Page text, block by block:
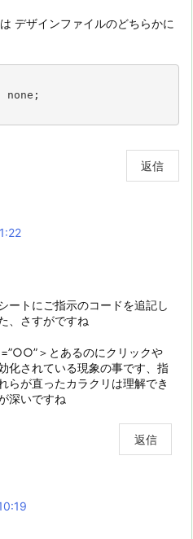
デザインファイルのどちらかに
返信
ートにご指示のコードを追記し
、さすがですね
＞とあるのにクリックや
化されている現象の事です、指
らが直ったカラクリは理解でき
深いですね
返信